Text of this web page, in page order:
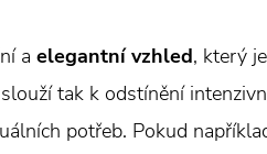
a elegantní vzhled, který
tak k odstínění
potřeb. Pokud